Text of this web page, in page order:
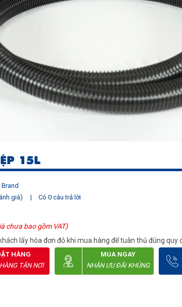
15L
giá)
| Có 0 câu trả lời
chưa bao gồm VAT)
lấy hóa đơn đỏ khi mua hàng để tuân thủ đúng quy
HÀNG
TẬN NƠI
MUA NGAY
NHẬN ƯU ĐÃI KHỦNG